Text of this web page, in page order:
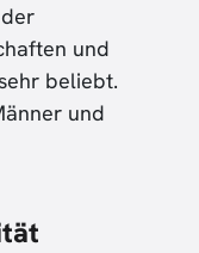
und
beliebt.
und